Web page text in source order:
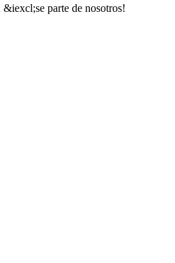
parte de nosotros!